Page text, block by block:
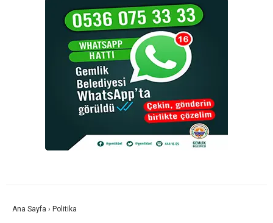
Ana Sayfa › Politika